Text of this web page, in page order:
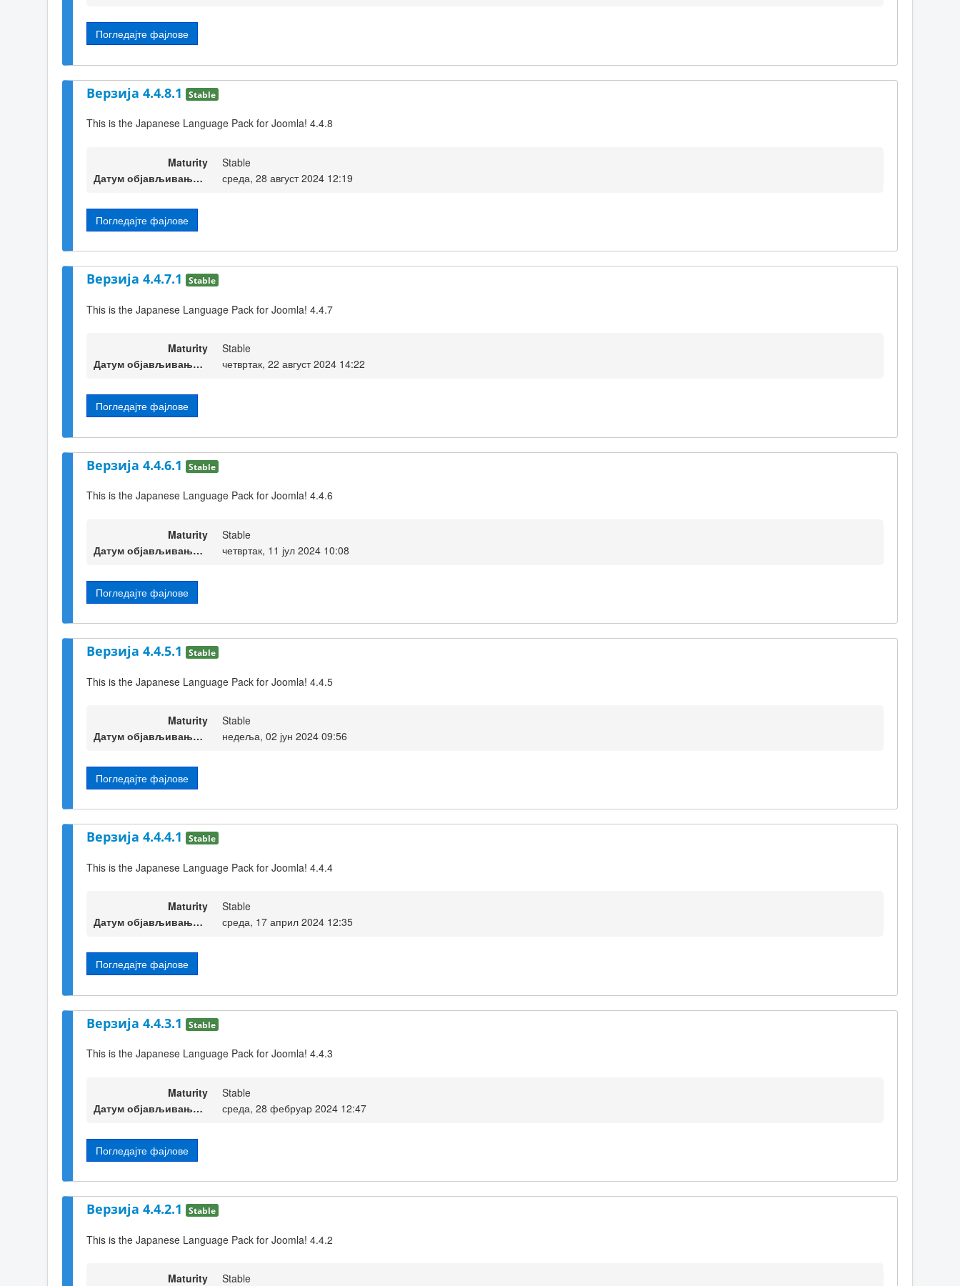
Погледајте фајлове
Верзија 4.4.8.1 Stable
This is the Japanese Language Pack for Joomla! 4.4.8
Maturity
Stable
Датум објављивања верзије
среда, 28 август 2024 12:19
Погледајте фајлове
Верзија 4.4.7.1 Stable
This is the Japanese Language Pack for Joomla! 4.4.7
Maturity
Stable
Датум објављивања верзије
четвртак, 22 август 2024 14:22
Погледајте фајлове
Верзија 4.4.6.1 Stable
This is the Japanese Language Pack for Joomla! 4.4.6
Maturity
Stable
Датум објављивања верзије
четвртак, 11 јул 2024 10:08
Погледајте фајлове
Верзија 4.4.5.1 Stable
This is the Japanese Language Pack for Joomla! 4.4.5
Maturity
Stable
Датум објављивања верзије
недеља, 02 јун 2024 09:56
Погледајте фајлове
Верзија 4.4.4.1 Stable
This is the Japanese Language Pack for Joomla! 4.4.4
Maturity
Stable
Датум објављивања верзије
среда, 17 април 2024 12:35
Погледајте фајлове
Верзија 4.4.3.1 Stable
This is the Japanese Language Pack for Joomla! 4.4.3
Maturity
Stable
Датум објављивања верзије
среда, 28 фебруар 2024 12:47
Погледајте фајлове
Верзија 4.4.2.1 Stable
This is the Japanese Language Pack for Joomla! 4.4.2
Maturity Stable